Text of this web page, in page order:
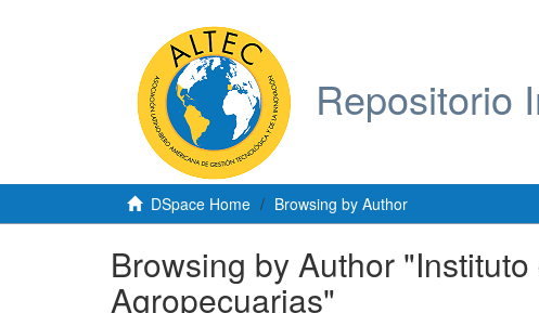
Repositorio
DSpace Home Browsing by Author
Browsing by Author
Agropecuarias"